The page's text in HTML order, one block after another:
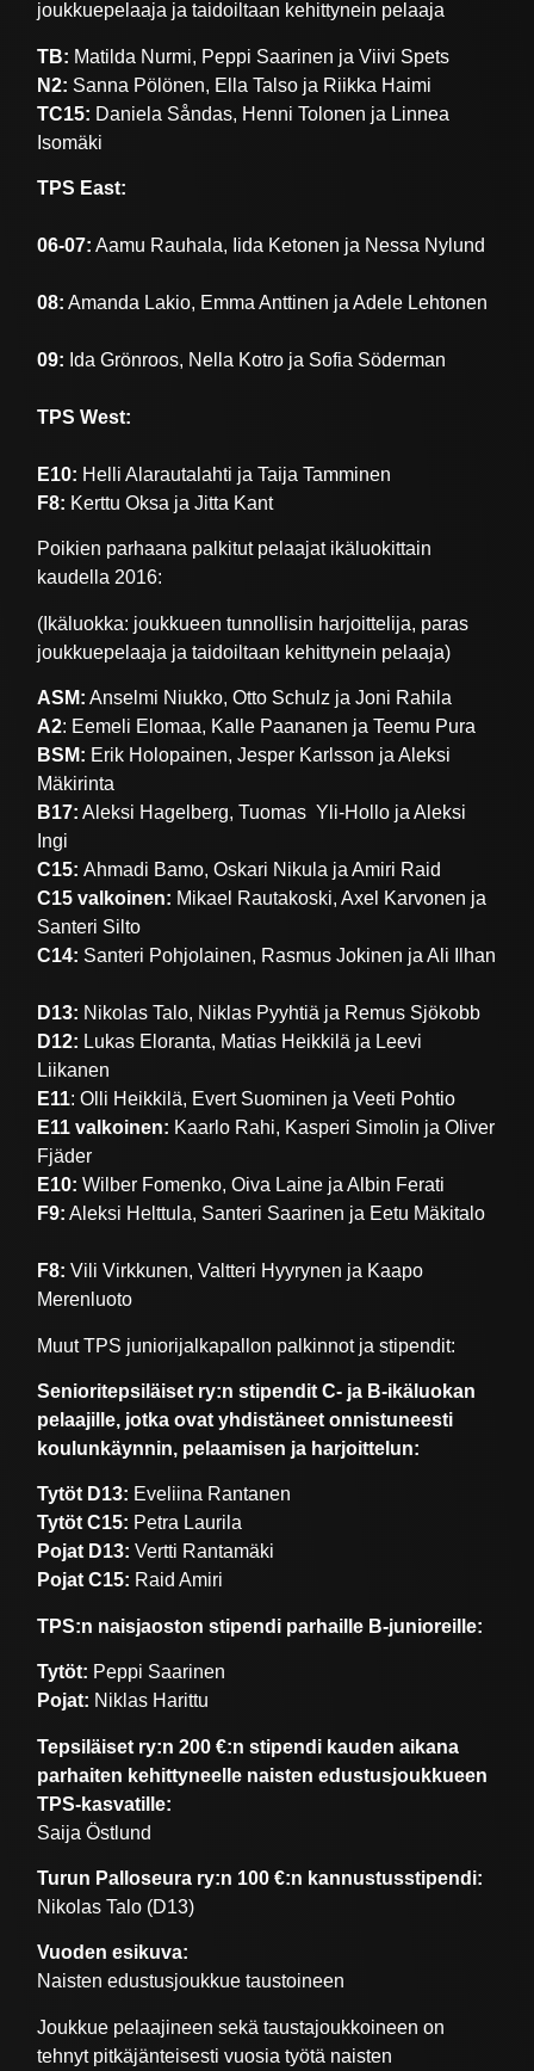
joukkuepelaaja ja taidoiltaan kehittynein pelaaja
TB: Matilda Nurmi, Peppi Saarinen ja Viivi Spets
N2: Sanna Pölönen, Ella Talso ja Riikka Haimi
TC15: Daniela Såndas, Henni Tolonen ja Linnea
Isomäki
TPS East:
06-07: Aamu Rauhala, Iida Ketonen ja Nessa Nylund
08: Amanda Lakio, Emma Anttinen ja Adele Lehtonen
09: Ida Grönroos, Nella Kotro ja Sofia Söderman
TPS West:
E10: Helli Alarautalahti ja Taija Tamminen
F8: Kerttu Oksa ja Jitta Kant
Poikien parhaana palkitut pelaajat ikäluokittain
kaudella 2016:
(Ikäluokka: joukkueen tunnollisin harjoittelija, paras
joukkuepelaaja ja taidoiltaan kehittynein pelaaja)
ASM: Anselmi Niukko, Otto Schulz ja Joni Rahila
A2: Eemeli Elomaa, Kalle Paananen ja Teemu Pura
BSM: Erik Holopainen, Jesper Karlsson ja Aleksi
Mäkirinta
B17: Aleksi Hagelberg, Tuomas Yli-Hollo ja Aleksi
Ingi
C15:Ahmadi Bamo, Oskari Nikula ja Amiri Raid
C15 valkoinen: Mikael Rautakoski, Axel Karvonen ja
Santeri Silto
C14: Santeri Pohjolainen, Rasmus Jokinen ja Ali Ilhan
D13: Nikolas Talo, Niklas Pyyhtiä ja Remus Sjökobb
D12: Lukas Eloranta, Matias Heikkilä ja Leevi
Liikanen
E11: Olli Heikkilä, Evert Suominen ja Veeti Pohtio
E11 valkoinen: Kaarlo Rahi, Kasperi Simolin ja Oliver
Fjäder
E10: Wilber Fomenko, Oiva Laine ja Albin Ferati
F9: Aleksi Helttula, Santeri Saarinen ja Eetu Mäkitalo
F8: Vili Virkkunen, Valtteri Hyyrynen ja Kaapo
Merenluoto
Muut TPS juniorijalkapallon palkinnot ja stipendit:
Senioritepsiläiset ry:n stipendit C- ja B-ikäluokan
pelaajille, jotka ovat yhdistäneet onnistuneesti
koulunkäynnin, pelaamisen ja harjoittelun:
Tytöt D13: Eveliina Rantanen
Tytöt C15: Petra Laurila
Pojat D13:Vertti Rantamäki
Pojat C15: Raid Amiri
TPS:n naisjaoston stipendi parhaille B-junioreille:
Tytöt: Peppi Saarinen
Pojat: Niklas Harittu
Tepsiläiset ry:n 200 €:n stipendi kauden aikana
parhaiten kehittyneelle naisten edustusjoukkueen
TPS-kasvatille:
Saija Östlund
Turun Palloseura ry:n 100 €:n kannustusstipendi:
Nikolas Talo (D13)
Vuoden esikuva:
Naisten edustusjoukkue taustoineen
Joukkue pelaajineen sekä taustajoukkoineen on
tehnyt pitkäjänteisesti vuosia työtä naisten